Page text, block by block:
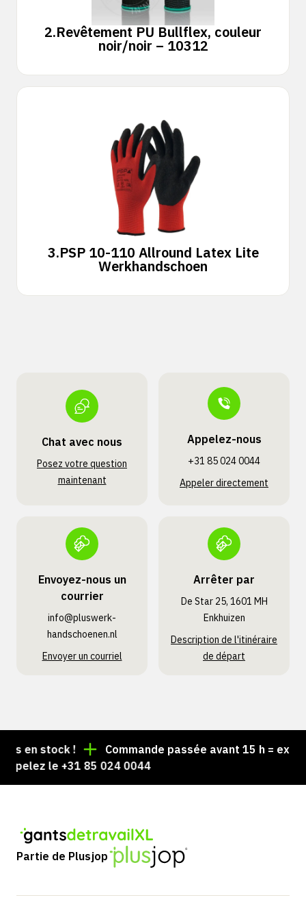
2.Revêtement PU Bullflex, couleur
noir/noir – 10312
3.PSP 10-110 Allround Latex Lite
Werkhandschoen
Chat avec nous
Posez votre question
maintenant
Appelez-nous
+31 85 024 0044
Appeler directement
Envoyez-nous un
courrier
info@pluswerk­
handschoenen.nl
Envoyer un courriel
Arrêter par
De Star 25, 1601 MH
Enkhuizen
Description de l'itinéraire
de départ
en stock !
Commande passée avant 15 h =
le +31 85 024 0044
Partie de Plusjop